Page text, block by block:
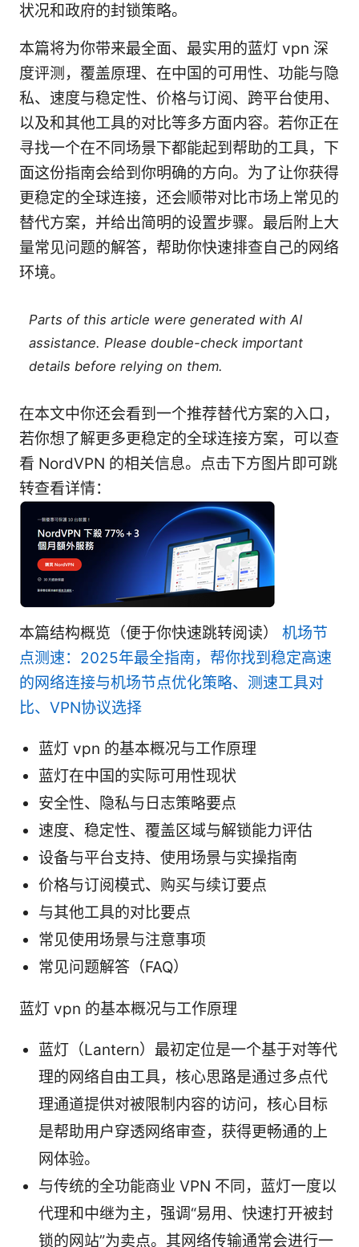
状况和政府的封锁策略。
本篇将为你带来最全面、最实用的蓝灯 vpn 深
度评测，覆盖原理、在中国的可用性、功能与隐
私、速度与稳定性、价格与订阅、跨平台使用、
以及和其他工具的对比等多方面内容。若你正在
寻找一个在不同场景下都能起到帮助的工具，下
面这份指南会给到你明确的方向。为了让你获得
更稳定的全球连接，还会顺带对比市场上常见的
替代方案，并给出简明的设置步骤。最后附上大
量常见问题的解答，帮助你快速排查自己的网络
环境。
Parts of this article were generated with AI
assistance. Please double-check important
details before relying on them.
在本文中你还会看到一个推荐替代方案的入口，
若你想了解更多更稳定的全球连接方案，可以查
看 NordVPN 的相关信息。点击下方图片即可跳
转查看详情：
本篇结构概览（便于你快速跳转阅读） 机场节
点测速：2025年最全指南，帮你找到稳定高速
的网络连接与机场节点优化策略、测速工具对
比、VPN协议选择
蓝灯 vpn 的基本概况与工作原理
蓝灯在中国的实际可用性现状
安全性、隐私与日志策略要点
速度、稳定性、覆盖区域与解锁能力评估
设备与平台支持、使用场景与实操指南
价格与订阅模式、购买与续订要点
与其他工具的对比要点
常见使用场景与注意事项
常见问题解答（FAQ）
蓝灯 vpn 的基本概况与工作原理
蓝灯（Lantern）最初定位是一个基于对等代
理的网络自由工具，核心思路是通过多点代
理通道提供对被限制内容的访问，核心目标
是帮助用户穿透网络审查，获得更畅通的上
网体验。
与传统的全功能商业 VPN 不同，蓝灯一度以
代理和中继为主，强调“易用、快速打开被封
锁的网站”为卖点。其网络传输通常会进行一